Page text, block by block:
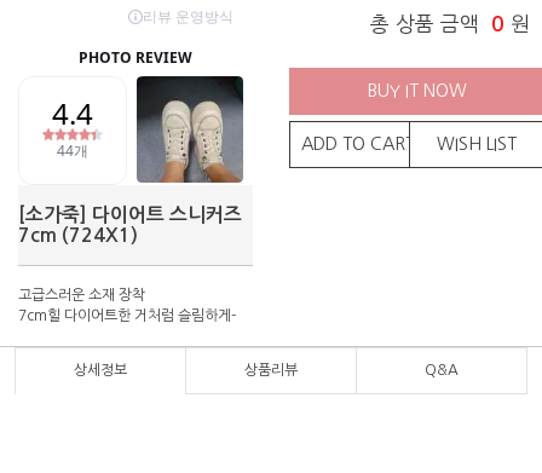
[소가죽] 다이어트 스니커즈
7cm (724X1)
고급스러운 소재 장착
7cm힐 다이어트한 거처럼 슬림하게-
총 상품 금액 0 원
BUY IT NOW
ADD TO CART WISH LIST
상세정보 상품리뷰 Q&A